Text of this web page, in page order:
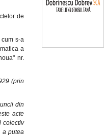
de
cum s-a
a
nr.
(prin
din
acte
colectiv
a putea